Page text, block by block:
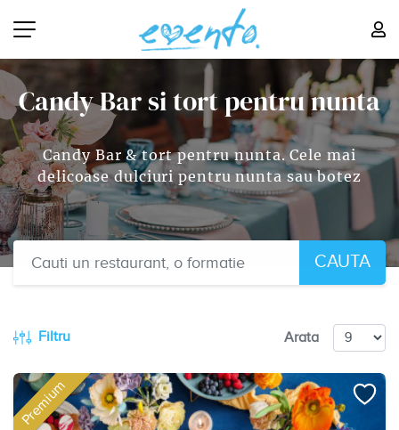
Candy Bar si tort pentru nunta
Candy Bar & tort pentru nunta. Cele mai
delicoase dulciuri pentru nunta sau botez
CAUTA
Filtru Arata
Premium